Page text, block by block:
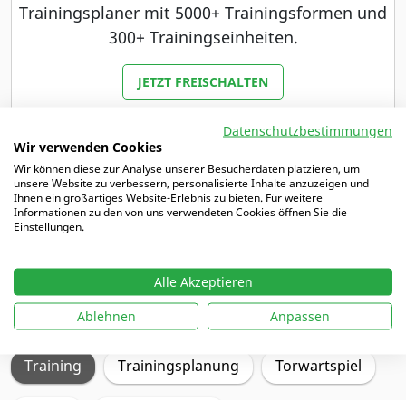
Trainingsplaner mit 5000+ Trainingsformen und
300+ Trainingseinheiten.
JETZT FREISCHALTEN
Du bist bereits Abonnent unserer Zeitschrift
Fußballtraining oder Fußballtraining JUNIOR?
Dann haben wir ein besonderes Angebot für dich.
MEHR DAZU
Schwerpunkte
Training Trainingsplanung Torwartspiel
Datenschutzbestimmungen
Wir verwenden Cookies
Wir können diese zur Analyse unserer Besucherdaten platzieren, um
unsere Website zu verbessern, personalisierte Inhalte anzuzeigen und
Ihnen ein großartiges Website-Erlebnis zu bieten. Für weitere
Informationen zu den von uns verwendeten Cookies öffnen Sie die
Einstellungen.
Alle Akzeptieren
Ablehnen
Anpassen